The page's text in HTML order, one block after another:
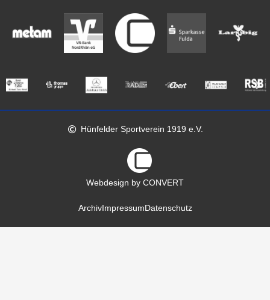
Hünfelder Sportverein 1919 e.V.
Webdesign by CONVERT
ArchivImpressum Datenschutz